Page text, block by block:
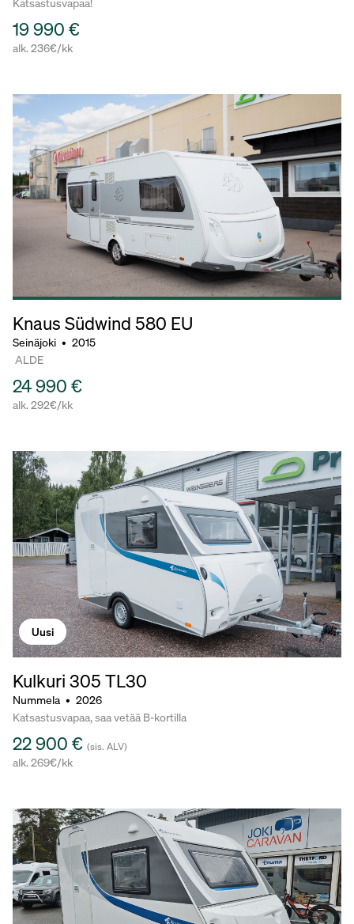
19 990 €
alk. 236€/kk
Knaus Südwind 580 EU
Seinäjoki • 2015
ALDE
24 990 €
alk. 292€/kk
Uusi
Kulkuri 305 TL30
Nummela • 2026
Katsastusvapaa, saa vetää B-kortilla
22 900 € (sis. ALV)
alk. 269€/kk